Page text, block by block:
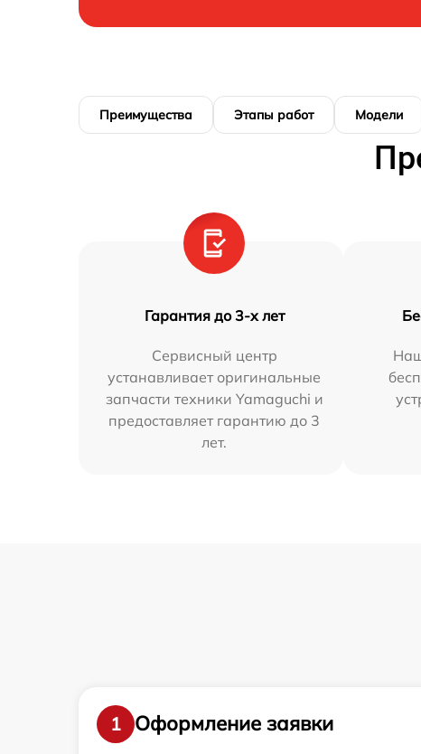
Преимущества Этапы работ Модели
Гарантия до 3-х лет
Сервисный центр
устанавливает оригинальные
запчасти техники Yamaguchi и
предоставляет гарантию до 3
лет.
1
Оформление заявки